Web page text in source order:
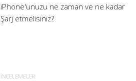
iPhone'unuzu ne zaman ve ne kadar
Şarj etmelisiniz?
İNCELEMELER